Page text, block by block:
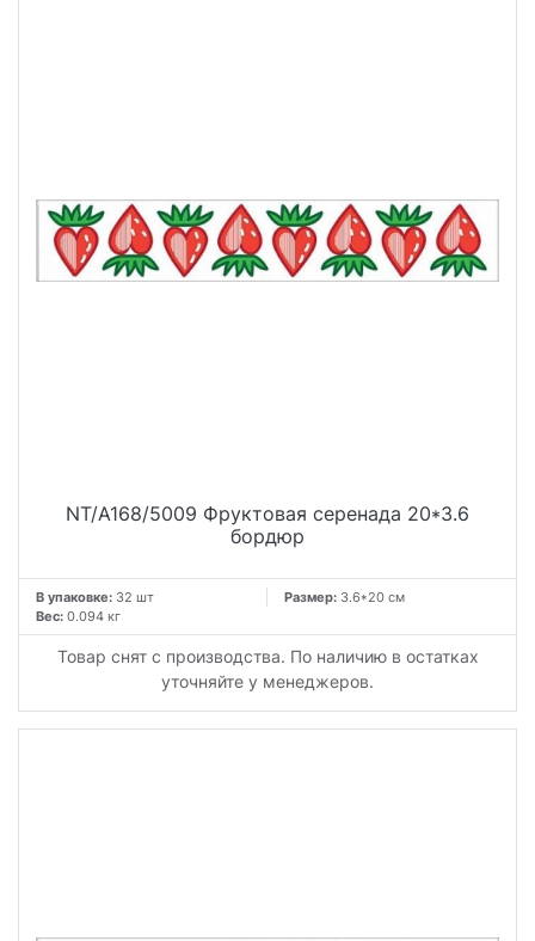
NT/A168/5009 Фруктовая серенада 20*3.6
бордюр
В упаковке: 32 шт Размер: 3.6*20 см
Вес: 0.094 кг
Товар снят с производства. По наличию в остатках
уточняйте у менеджеров.